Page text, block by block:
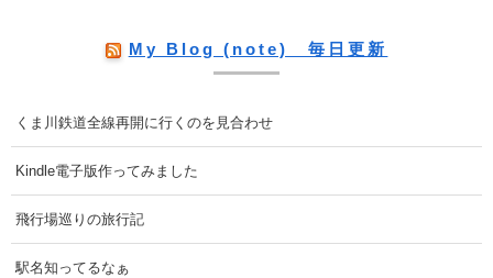
My Blog (note) 毎日更新
くま川鉄道全線再開に行くのを見合わせ
Kindle電子版作ってみました
飛行場巡りの旅行記
駅名知ってるなぁ